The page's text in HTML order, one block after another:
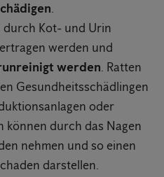
.
durch Kot- und Urin
werden und
werden. Ratten
Gesundheitsschädlingen
oder
können durch das Nagen
nehmen und so einen
darstellen.